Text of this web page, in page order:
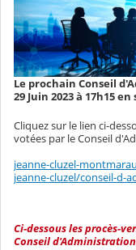
Le prochain Conseil
29 Juin 2023 à 17h15
Cliquez sur le lien ci-
votées par le Conseil
jeanne-cluzel-
jeanne-cluzel/conseil-d-
Ci-dessous les procès-
Conseil